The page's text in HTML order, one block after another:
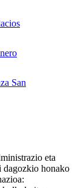
San
eta
dagozkio honako